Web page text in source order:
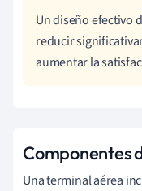
Un diseño efectivo
reducir
aumentar la
Componentes
Una terminal aérea